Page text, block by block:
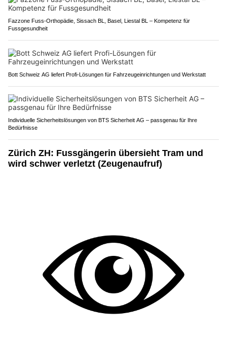
Fazzone Fuss-Orthopädie, Sissach BL, Basel, Liestal BL – Kompetenz für
Fussgesundheit
Bott Schweiz AG liefert Profi-Lösungen für Fahrzeugeinrichtungen und Werkstatt
Individuelle Sicherheitslösungen von BTS Sicherheit AG – passgenau für Ihre
Bedürfnisse
Zürich ZH: Fussgängerin übersieht Tram und
wird schwer verletzt (Zeugenaufruf)